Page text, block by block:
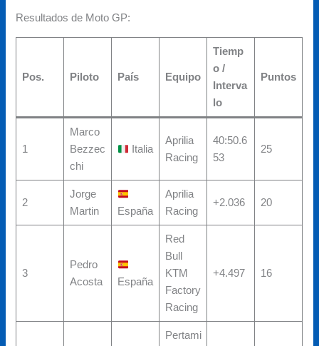
Resultados de Moto GP:
Pos. Piloto País Equipo
Tiemp
o /
Interva
lo
Puntos
1
Marco
Bezzec
chi
Italia
Aprilia
Racing
40:50.6
53
25
2
Jorge
Martin
España
Aprilia
Racing
+2.036 20
3
Pedro
Acosta
España
Red
Bull
KTM
Factory
Racing
+4.497 16
Pertami